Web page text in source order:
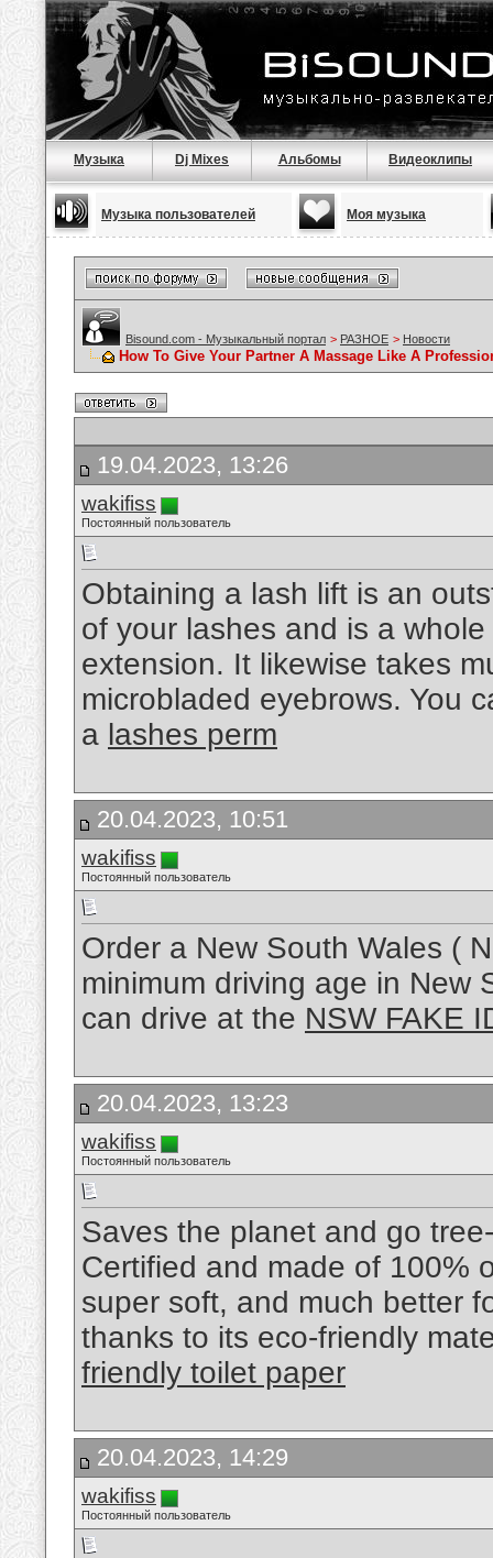
Музыка Dj Mixes Альбомы Видеоклипы
Музыка пользователей Моя музыка
Bisound.com - Музыкальный портал > РАЗНОЕ > Новости
How To Give Your Partner A Massage Like A
19.04.2023, 13:26
wakifiss
Постоянный пользователь
Obtaining a lash lift is an
of your lashes and is a
extension. It likewise takes
microbladed eyebrows. You
a lashes perm
20.04.2023, 10:51
wakifiss
Постоянный пользователь
Order a New South Wales (
minimum driving age in New
can drive at the NSW FAKE
20.04.2023, 13:23
wakifiss
Постоянный пользователь
Saves the planet and go
Certified and made of 100%
super soft, and much better
thanks to its eco-friendly
friendly toilet paper
20.04.2023, 14:29
wakifiss
Постоянный пользователь